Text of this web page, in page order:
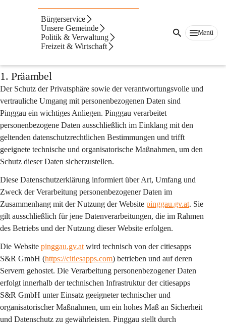
Bürgerservice
Unsere Gemeinde
Politik & Verwaltung
Freizeit & Wirtschaft
Menü
Datenschutzerklärung
1. Präambel
Der Schutz der Privatsphäre sowie der verantwortungsvolle und
vertrauliche Umgang mit personenbezogenen Daten sind
Pinggau ein wichtiges Anliegen. Pinggau verarbeitet
personenbezogene Daten ausschließlich im Einklang mit den
geltenden datenschutzrechtlichen Bestimmungen und trifft
geeignete technische und organisatorische Maßnahmen, um den
Schutz dieser Daten sicherzustellen.
Diese Datenschutzerklärung informiert über Art, Umfang und
Zweck der Verarbeitung personenbezogener Daten im
Zusammenhang mit der Nutzung der Website pinggau.gv.at. Sie
gilt ausschließlich für jene Datenverarbeitungen, die im Rahmen
des Betriebs und der Nutzung dieser Website erfolgen.
Die Website pinggau.gv.at wird technisch von der citiesapps
S&R GmbH (https://citiesapps.com) betrieben und auf deren
Servern gehostet. Die Verarbeitung personenbezogener Daten
erfolgt innerhalb der technischen Infrastruktur der citiesapps
S&R GmbH unter Einsatz geeigneter technischer und
organisatorischer Maßnahmen, um ein hohes Maß an Sicherheit
und Datenschutz zu gewährleisten. Pinggau stellt durch